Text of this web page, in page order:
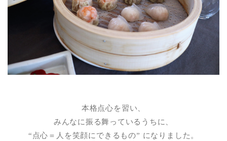
本格点心を習い、
みんなに振る舞っているうちに、
“点心＝人を笑顔にできるもの” になりました。